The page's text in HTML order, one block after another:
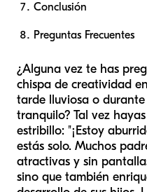
Conclusión
Preguntas Frecuentes
¿Alguna vez te has
chispa de creatividad
tarde lluviosa o
tranquilo? Tal vez
estribillo: "¡Estoy
estás solo. Muchos
atractivas y sin
sino que también